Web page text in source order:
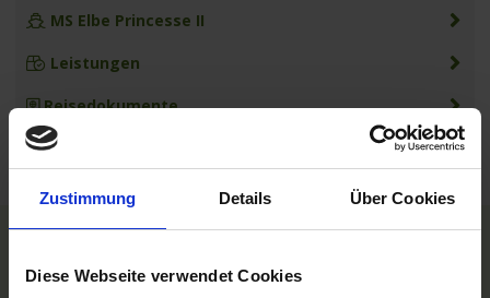
Zustimmung Details Über Cookies
Diese Webseite verwendet Cookies
MS Elbe Princesse II
Leistungen
Reisedokumente